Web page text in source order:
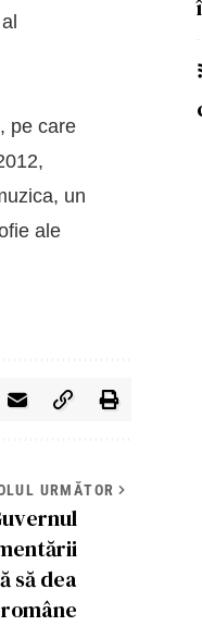
pe care
un
ale
URMĂTOR
să dea